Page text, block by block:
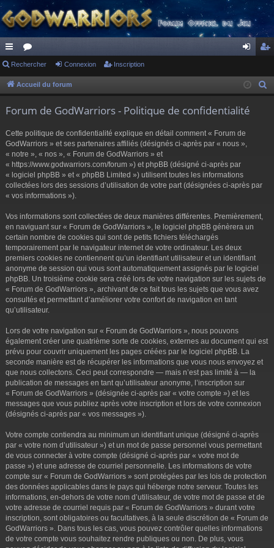
ac
co
s
or
u ne cri
Rechercher Connexion Inscription
Accueil du forum
Forum de GodWarriors - Politique de confidentialité
Cette politique de confidentialité explique en détail comment « Forum de
GodWarriors » et ses partenaires affiliés (désignés ci-après par « nous »,
« notre », « nos », « Forum de GodWarriors » et
« https://www.godwarriors.com/forum ») et phpBB (désigné ci-après par
« logiciel phpBB » et « phpBB Limited ») utilisent toutes les informations
collectées lors des sessions d’utilisation de votre part (désignées ci-après par
« vos informations »).
Vos informations sont collectées de deux manières différentes. Premièrement,
en naviguant sur « Forum de GodWarriors », le logiciel phpBB génèrera un
certain nombre de cookies qui sont de petits fichiers téléchargés
temporairement par le navigateur internet de votre ordinateur. Les deux
premiers cookies ne contiennent qu’un identifiant utilisateur et un identifiant
anonyme de session qui vous sont automatiquement assignés par le logiciel
phpBB. Un troisième cookie sera créé lors de votre navigation sur les sujets de
« Forum de GodWarriors », archivant de ce fait tous les sujets que vous avez
consultés et permettant d’améliorer votre confort de navigation en tant
qu’utilisateur.
Lors de votre navigation sur « Forum de GodWarriors », nous pouvons
également créer une quatrième sorte de cookies, externes au document qui est
prévu pour couvrir uniquement les pages créées par le logiciel phpBB. La
seconde manière est de récupérer les informations que vous nous envoyez et
que nous collectons. Ceci peut correspondre — mais n’est pas limité à — la
publication de messages en tant qu’utilisateur anonyme, l’inscription sur
« Forum de GodWarriors » (désignée ci-après par « votre compte ») et les
messages que vous publiez après votre inscription et lors de votre connexion
(désignés ci-après par « vos messages »).
Votre compte contiendra au minimum un identifiant unique (désigné ci-après
par « votre nom d’utilisateur ») et un mot de passe personnel vous permettant
de vous connecter à votre compte (désigné ci-après par « votre mot de
passe ») et une adresse de courriel personnelle. Les informations de votre
compte sur « Forum de GodWarriors » sont protégées par les lois de protection
des données applicables dans le pays qui héberge notre serveur. Toutes les
informations, en-dehors de votre nom d’utilisateur, de votre mot de passe et de
votre adresse de courriel requis par « Forum de GodWarriors » durant votre
inscription, sont obligatoires ou facultatives, à la seule discrétion de « Forum de
GodWarriors ». Dans tous les cas, vous pouvez contrôler quelles informations
de votre compte vous souhaitez rendre publiques ou non. De plus, vous